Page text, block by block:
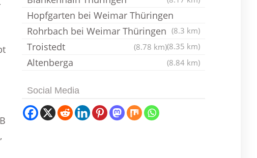
Hopfgarten bei Weimar Thüringen
(8.3 km)
Rohrbach bei Weimar Thüringen
(8.35 km)
Troistedt (8.78 km)
Altenberga (8.84 km)
Social Media